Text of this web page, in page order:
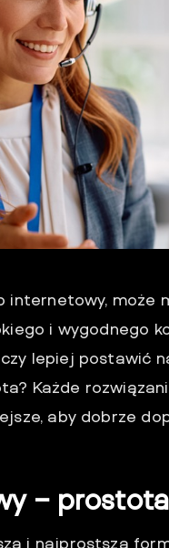
internetowy, może
i wygodnego
lepiej postawić
Każde
aby dobrze
–
i najprostsza